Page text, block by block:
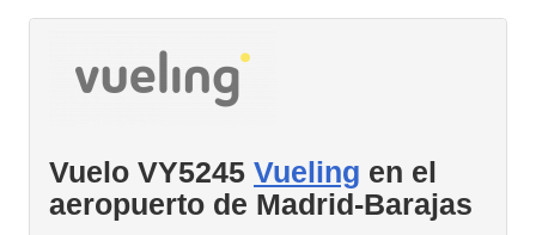
Vuelo VY5245 Vueling en el
aeropuerto de Madrid-Barajas